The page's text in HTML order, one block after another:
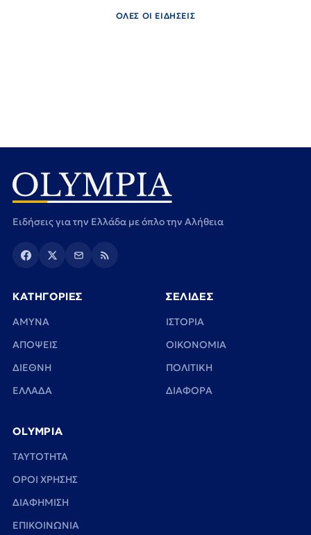
ΟΛΕΣ ΟΙ ΕΙΔΗΣΕΙΣ
Ειδήσεις για την Ελλάδα με όπλο την Αλήθεια
ΚΑΤΗΓΟΡΙΕΣ
ΑΜΥΝΑ
ΑΠΟΨΕΙΣ
ΔΙΕΘΝΗ
ΕΛΛΑΔΑ
ΣΕΛΙΔΕΣ
ΙΣΤΟΡΙΑ
ΟΙΚΟΝΟΜΙΑ
ΠΟΛΙΤΙΚΗ
ΔΙΑΦΟΡΑ
OLYMPIA
TAYTOTHTA
ΟΡΟΙ ΧΡΗΣΗΣ
ΔΙΑΦΗΜΙΣΗ
ΕΠΙΚΟΙΝΩΝΙΑ